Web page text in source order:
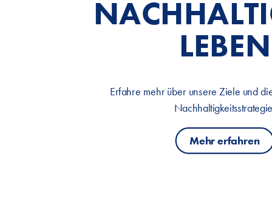
LEBEN
Erfahre mehr über unsere Ziele und
Mehr erfahren